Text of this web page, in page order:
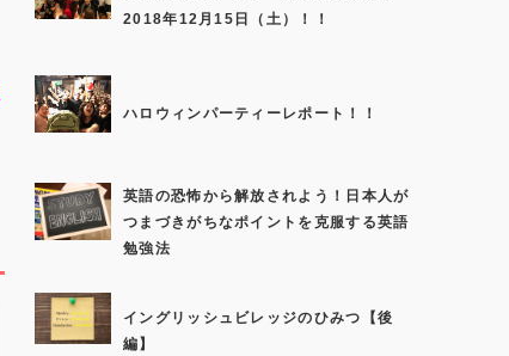
2018年12月15日（土）！！
ハロウィンパーティーレポート！！
英語の恐怖から解放されよう！日本人が
つまづきがちなポイントを克服する英語
勉強法
イングリッシュビレッジのひみつ【後
編】